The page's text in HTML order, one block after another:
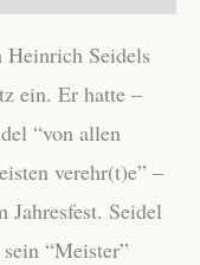
Heinrich Seidels
ein. Er hatte –
“von allen
verehr(t)e” –
Jahresfest. Seidel
“Meister”